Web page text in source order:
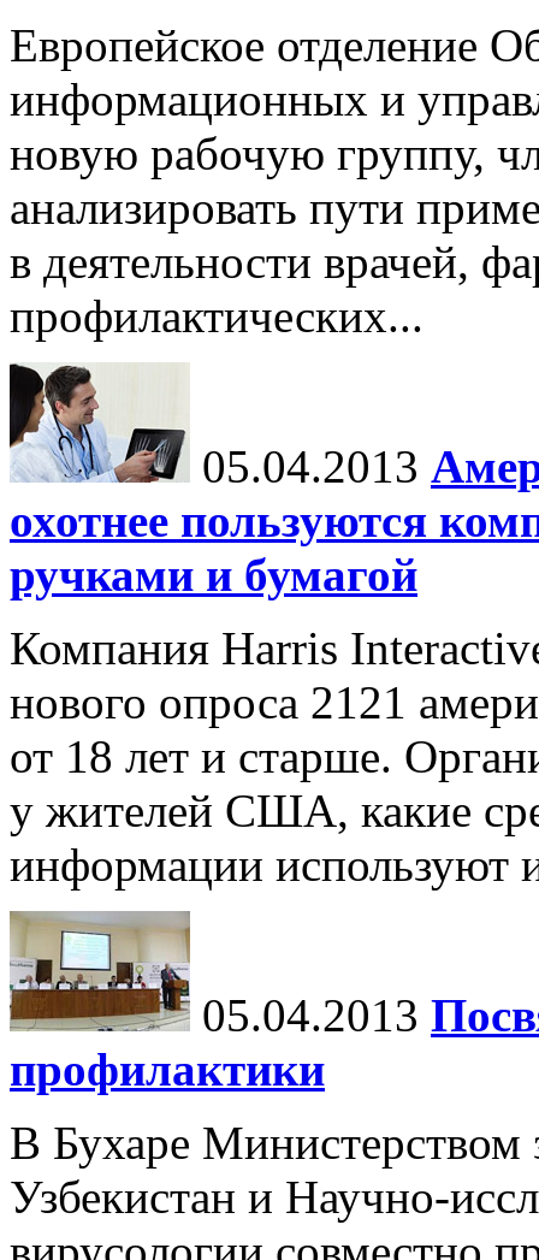
Европейское отделение
информационных и
новую рабочую группу,
анализировать пути
в деятельности врачей,
профилактических...
05.04.2013
охотнее пользуются
ручками и бумагой
Компания Harris
нового опроса 2121
от 18 лет и старше.
у жителей США, какие
информации используют
05.04.2013
профилактики
В Бухаре Министерством
Узбекистан и Научно-